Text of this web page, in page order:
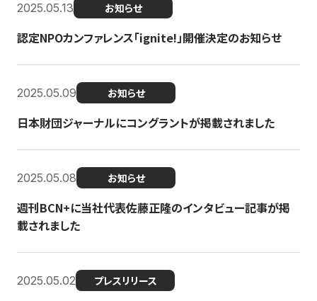
2025.05.13 お知らせ
認定NPOカンファレンス「ignite!」開催決定のお知らせ
2025.05.09 お知らせ
日本財団ジャーナルにコングラントが掲載されました
2025.05.08 お知らせ
週刊BCN+に当社代表佐藤正隆のインタビュー記事が掲
載されました
2025.05.02 プレスリリース